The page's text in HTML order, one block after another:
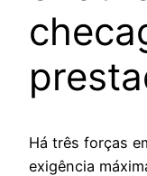
Há três forças
exigência